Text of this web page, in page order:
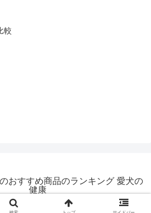
較
おすすめ商品のランキング 愛犬の
健康
ドのおすすめ商品のランキング 愛犬の健康.